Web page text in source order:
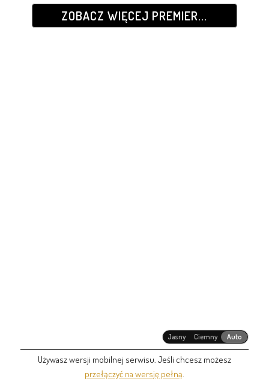
ZOBACZ WIĘCEJ PREMIER...
Jasny Ciemny Auto
Używasz wersji mobilnej serwisu. Jeśli chcesz możesz
przełączyć na wersję pełną